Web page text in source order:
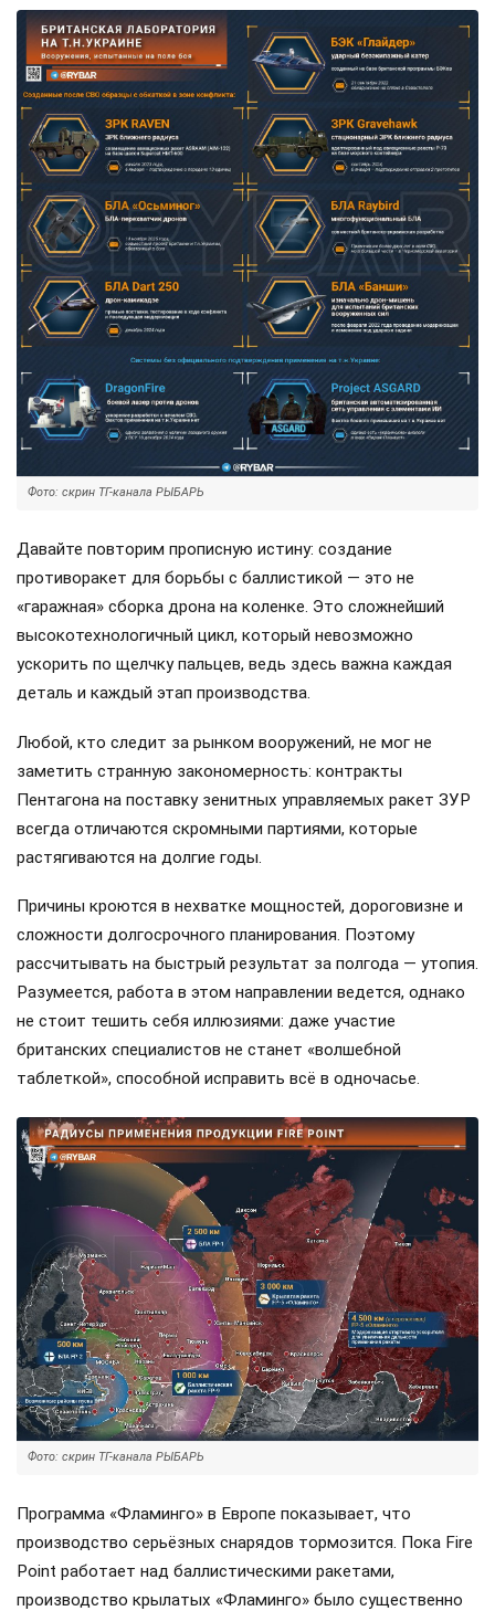
Фото: скрин ТГ-канала РЫБАРЬ
Давайте повторим прописную истину: создание
противоракет для борьбы с баллистикой — это не
«гаражная» сборка дрона на коленке. Это сложнейший
высокотехнологичный цикл, который невозможно
ускорить по щелчку пальцев, ведь здесь важна каждая
деталь и каждый этап производства.
Любой, кто следит за рынком вооружений, не мог не
заметить странную закономерность: контракты
Пентагона на поставку зенитных управляемых ракет ЗУР
всегда отличаются скромными партиями, которые
растягиваются на долгие годы.
Причины кроются в нехватке мощностей, дороговизне и
сложности долгосрочного планирования. Поэтому
рассчитывать на быстрый результат за полгода — утопия.
Разумеется, работа в этом направлении ведется, однако
не стоит тешить себя иллюзиями: даже участие
британских специалистов не станет «волшебной
таблеткой», способной исправить всё в одночасье.
Фото: скрин ТГ-канала РЫБАРЬ
Программа «Фламинго» в Европе показывает, что
производство серьёзных снарядов тормозится. Пока Fire
Point работает над баллистическими ракетами,
производство крылатых «Фламинго» было существенно